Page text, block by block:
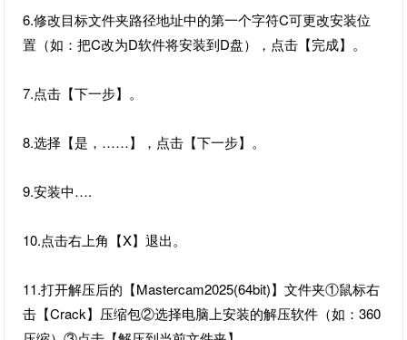
6.修改目标文件夹路径地址中的第一个字符C可更改安装位
置（如：把C改为D软件将安装到D盘），点击【完成】。
7.点击【下一步】。
8.选择【是，……】，点击【下一步】。
9.安装中….
10.点击右上角【X】退出。
11.打开解压后的【Mastercam2025(64bit)】文件夹①鼠标右
击【Crack】压缩包②选择电脑上安装的解压软件（如：360